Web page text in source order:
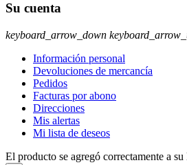
Su cuenta
keyboard_arrow_down
Información personal
Devoluciones de mercancía
Pedidos
Facturas por abono
Direcciones
Mis alertas
Mi lista de deseos
El producto se agregó correctamente a su